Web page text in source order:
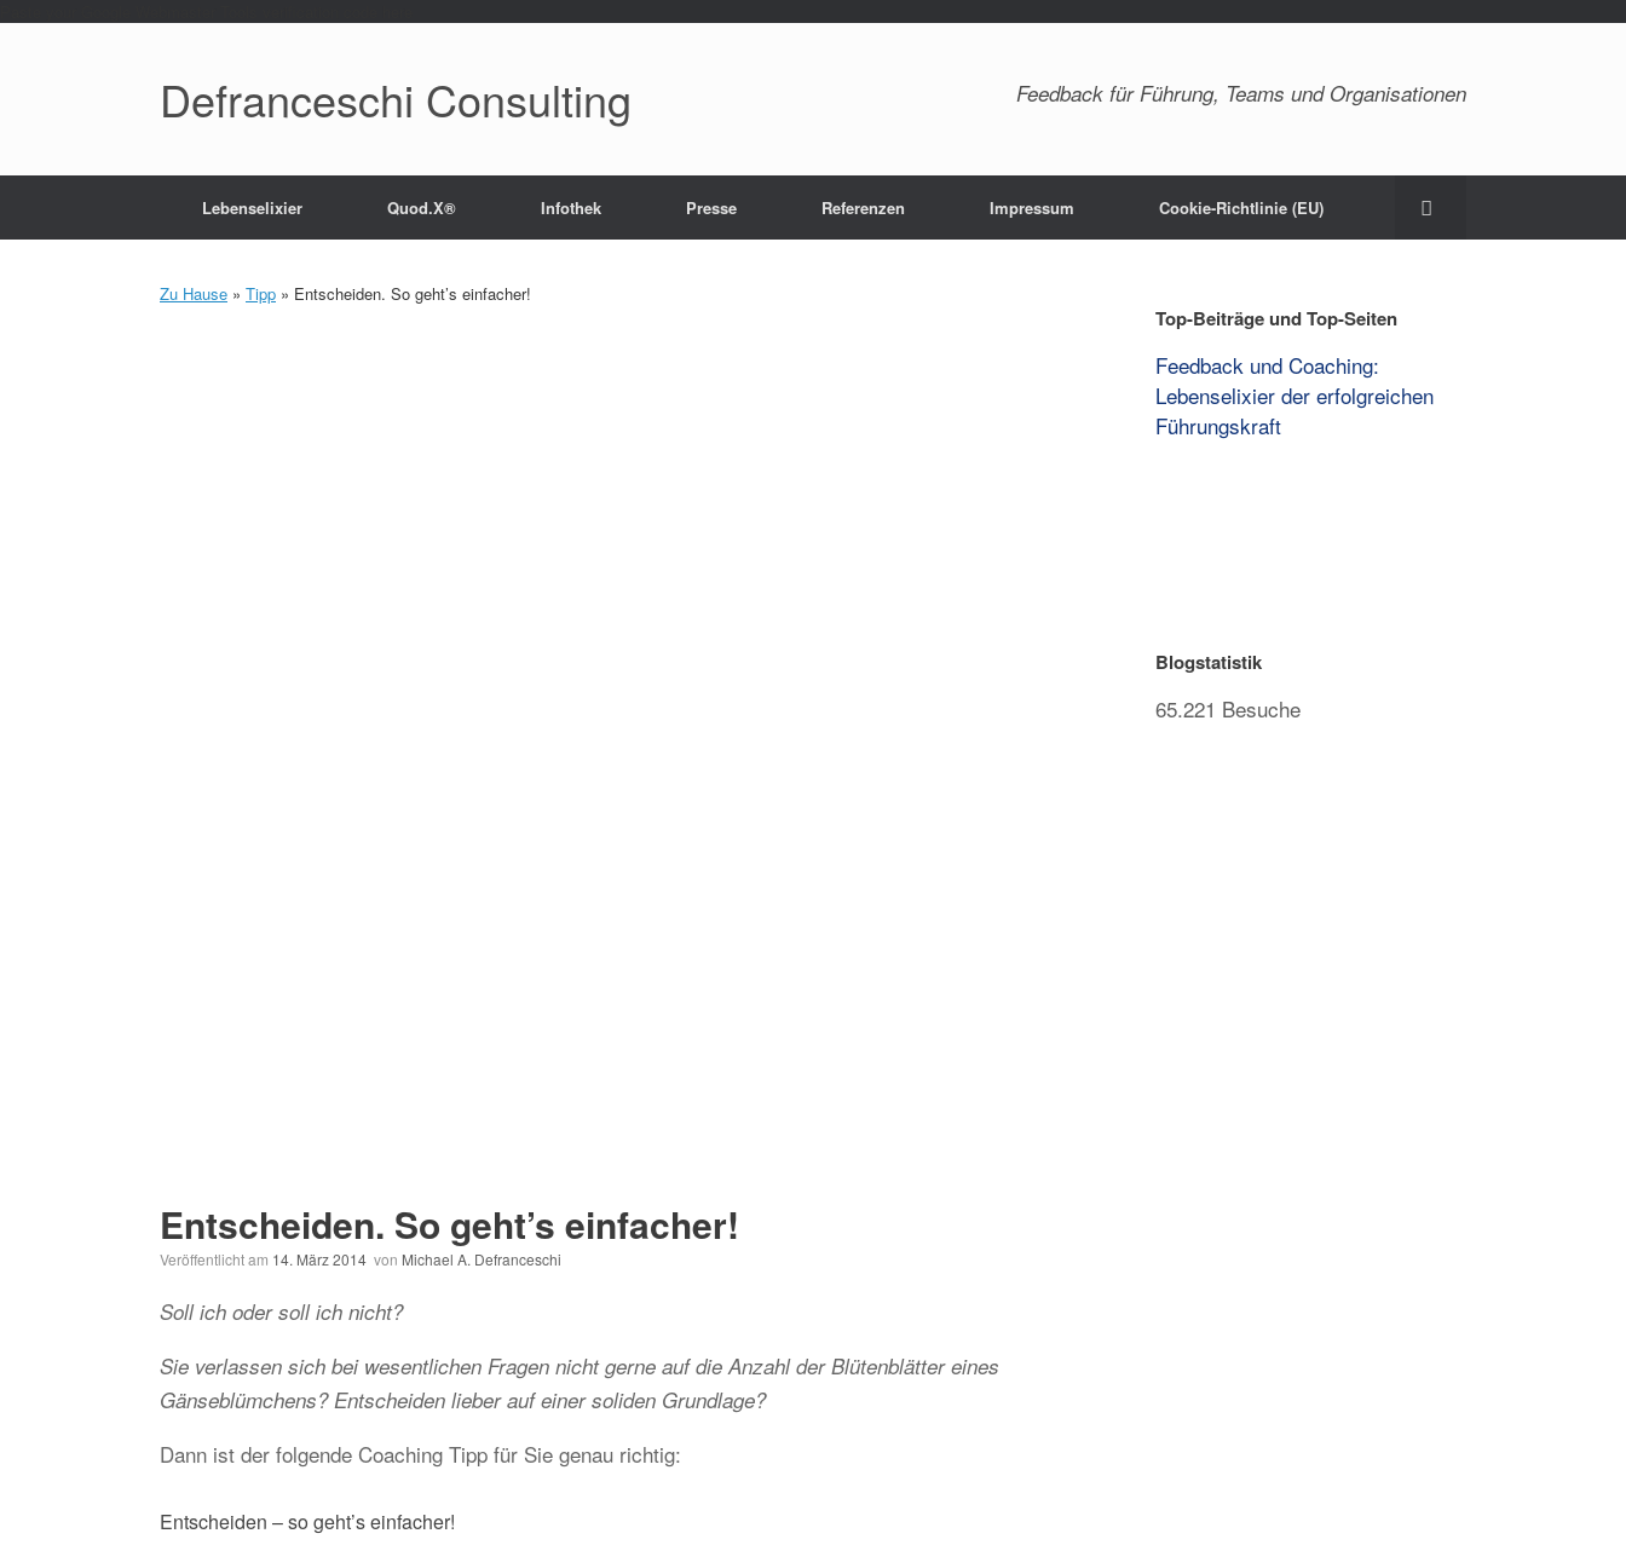
Defranceschi Consulting Feedback für Führung, Teams und Organisationen
Lebenselixier Quod.X® Infothek Presse Referenzen Impressum Cookie-Richtlinie (EU)
Zu Hause » Tipp » Entscheiden. So geht’s einfacher!
Entscheiden. So geht’s einfacher!
Veröffentlicht am 14. März 2014 von Michael A. Defranceschi
Soll ich oder soll ich nicht?
Sie verlassen sich bei wesentlichen Fragen nicht gerne auf die Anzahl der Blütenblätter eines
Gänseblümchens? Entscheiden lieber auf einer soliden Grundlage?
Dann ist der folgende Coaching Tipp für Sie genau richtig:
Entscheiden – so geht’s einfacher!
Top-Beiträge und Top-Seiten
Feedback und Coaching:
Lebenselixier der erfolgreichen
Führungskraft
Blogstatistik
65.221 Besuche